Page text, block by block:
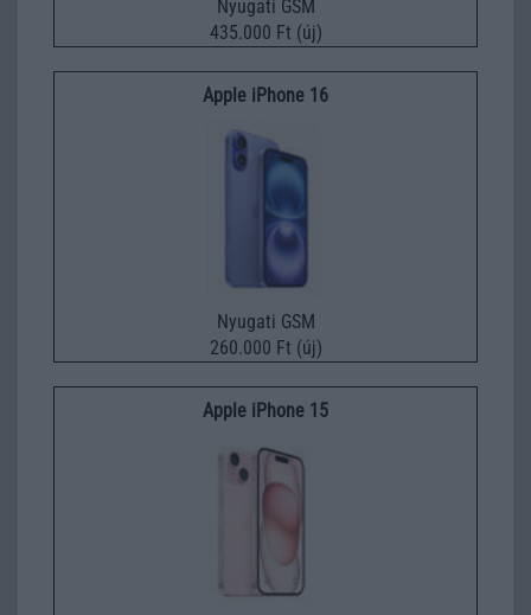
Nyugati GSM
435.000 Ft (új)
Apple iPhone 16
Nyugati GSM
260.000 Ft (új)
Apple iPhone 15